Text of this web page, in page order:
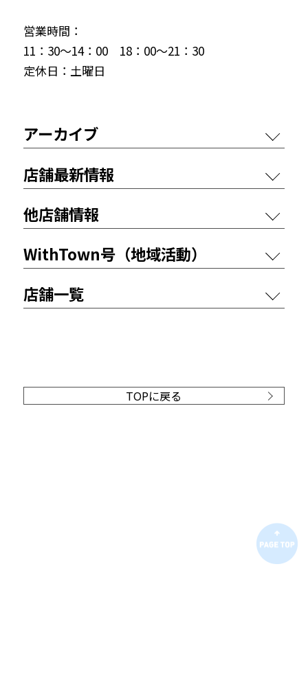
営業時間：
11：30～14：00 18：00～21：30
定休日：土曜日
アーカイブ
店舗最新情報
他店舗情報
WithTown号（地域活動）
店舗一覧
TOPに戻る